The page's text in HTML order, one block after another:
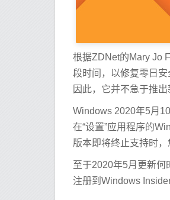
根据ZDNet的Mary Jo
段时间，以修复零日
因此，它并不急于推
Windows 2020年5月
在“设置”应用程序的
版本即将终止支持时，
至于2020年5月更新
注册到Windows